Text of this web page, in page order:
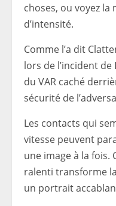
choses, ou voyez la
d’intensité.
Comme l’a dit
lors de l’incident
du VAR caché
sécurité de
Les contacts qui
vitesse peuvent
une image à la fois.
ralenti transforme
un portrait